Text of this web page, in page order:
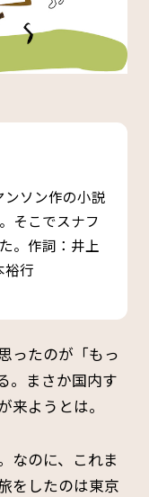
ソン作の小説
そこでスナフ
。作詞：井上
裕行
ったのが「もっ
。まさか国内す
来ようとは。
なのに、これま
をしたのは東京